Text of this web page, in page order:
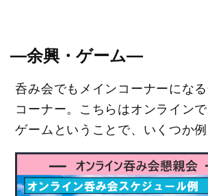
―余興・ゲーム―
呑み会でもメインコーナーにな
コーナー。こちらはオンライン
ゲームということで、いくつか例